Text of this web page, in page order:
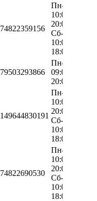
74822359156
Пн-Пт
10:00-
20:00
Сб-Вс
10:00-
18:00
79503293866
Пн-Вс
09:00-
20:00
149644830191
Пн-Пт
10:00-
20:00
Сб-Вс
10:00-
18:00
74822690530
Пн-Пт
10:00-
20:00
Сб-Вс
10:00-
18:00